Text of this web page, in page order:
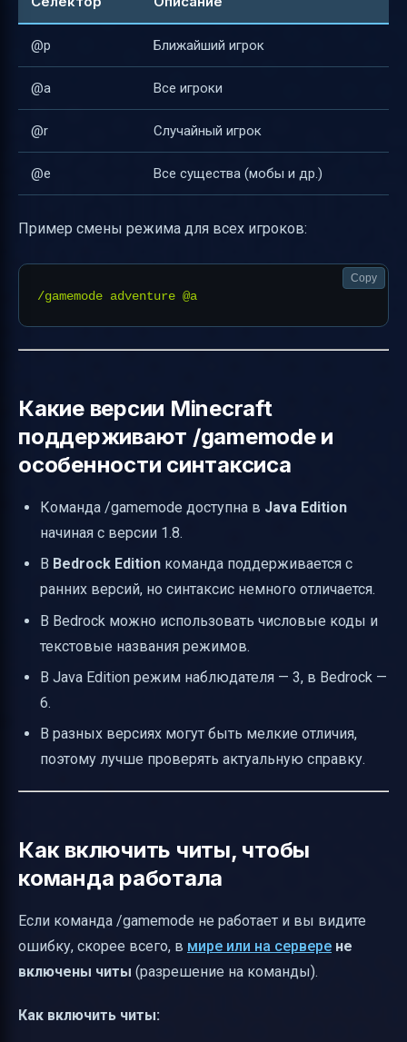
@p Ближайший игрок
@a Все игроки
@r Случайный игрок
@e Все существа (мобы и др.)
Пример смены режима для всех игроков:
Copy
Какие версии Minecraft
поддерживают /gamemode и
особенности синтаксиса
Команда /gamemode доступна в Java Edition
начиная с версии 1.8.
В Bedrock Edition команда поддерживается с
ранних версий, но синтаксис немного отличается.
В Bedrock можно использовать числовые коды и
текстовые названия режимов.
В Java Edition режим наблюдателя — 3, в Bedrock —
6.
В разных версиях могут быть мелкие отличия,
поэтому лучше проверять актуальную справку.
Как включить читы, чтобы
команда работала
Если команда /gamemode не работает и вы видите
ошибку, скорее всего, в мире или на сервере не
включены читы (разрешение на команды).
Как включить читы: